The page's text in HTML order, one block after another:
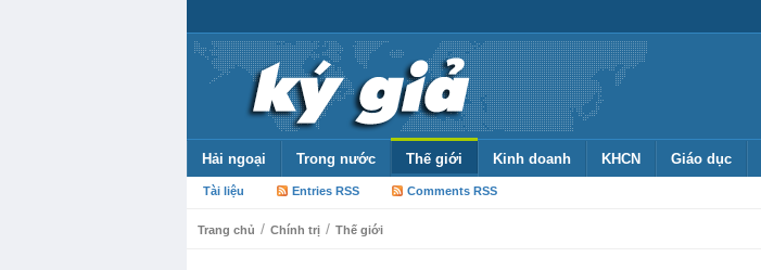
Hải ngoại Trong nước Thế giới Kinh doanh KHCN Giáo dục
Tài liệu Entries RSS Comments RSS
Trang chủ / Chính trị / Thế giới